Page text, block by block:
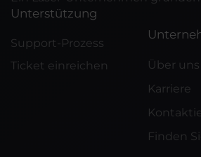
Unterstützung
Support-Prozess
Ticket einreichen
Über uns
Karriere
Finden